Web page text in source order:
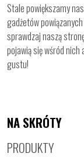
Stale powiększamy
gadżetów
sprawdzaj naszą
pojawią się wśród
gustu!
NA SKRÓTY
PRODUKTY